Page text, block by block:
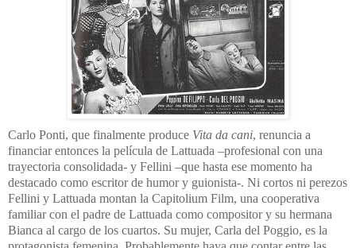
Carlo Ponti, que finalmente produce Vita da cani, renuncia a
financiar entonces la película de Lattuada –profesional con una
trayectoria consolidada- y Fellini –que hasta ese momento ha
destacado como escritor de humor y guionista-. Ni cortos ni perezos
Fellini y Lattuada montan la Capitolium Film, una cooperativa
familiar con el padre de Lattuada como compositor y su hermana
Bianca al cargo de los cuartos. Su mujer, Carla del Poggio, es la